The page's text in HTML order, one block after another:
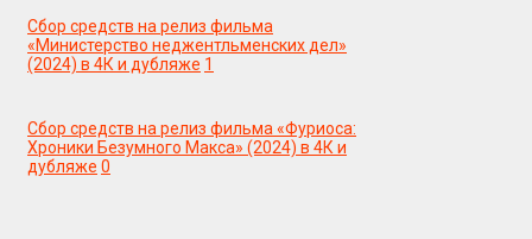
Сбор средств на релиз фильма
«Министерство неджентльменских дел»
(2024) в 4К и дубляже 1
Сбор средств на релиз фильма «Фуриоса:
Хроники Безумного Макса» (2024) в 4К и
дубляже 0